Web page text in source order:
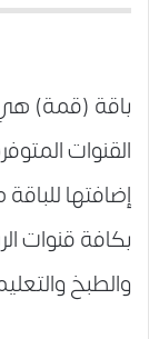
باقة (قمة) هي
القنوات
إضافتها
بكافة قنوات
والطبخ